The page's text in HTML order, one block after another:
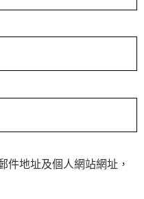
件地址及個人網站網址，